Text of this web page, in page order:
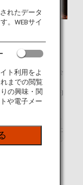
イレージクラブ会
が利用できる
、ホテルをご予約
ラブのアカウント
、マイルを貯めた
のホテルをお探し
ルをお探しの方
かります。
を探す
れたデータ
。WEBサイ
ト利用をよ
までの閲覧
の興味・関
や電子メー